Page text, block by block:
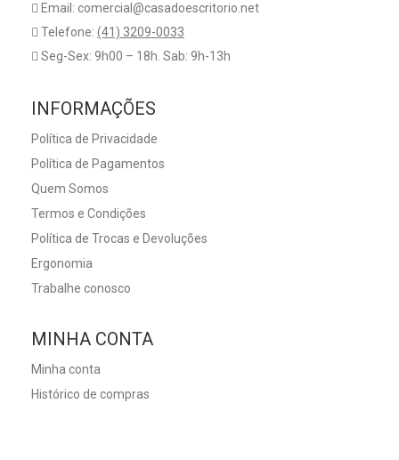
Email: comercial@casadoescritorio.net
Telefone: (41) 3209-0033
Seg-Sex: 9h00 – 18h. Sab: 9h-13h
INFORMAÇÕES
Política de Privacidade
Política de Pagamentos
Quem Somos
Termos e Condições
Política de Trocas e Devoluções
Ergonomia
Trabalhe conosco
MINHA CONTA
Minha conta
Histórico de compras